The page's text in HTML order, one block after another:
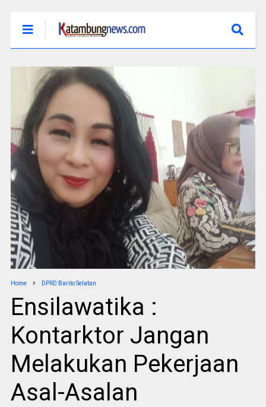
Home DPRD Barito Selatan
Ensilawatika :
Kontarktor Jangan
Melakukan Pekerjaan
Asal-Asalan